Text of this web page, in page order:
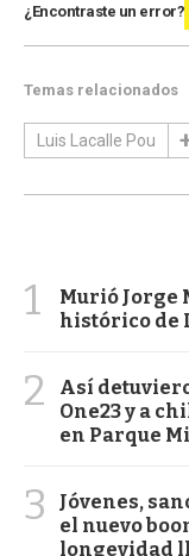
¿Encontraste un error?
Temas relacionados
Luis Lacalle Pou
1
Murió Jorge
histórico de
2
Así
One23 y a
en Parque
3
Jóvenes,
el nuevo
longevidad